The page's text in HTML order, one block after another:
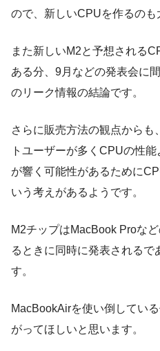
ので、新しいCPUを作るのも
また新しいM2と予想される
ある分、9月などの発表会に
のリーク情報の結論です。
さらに販売方法の観点からも
トユーザーが多くCPUの性
が響く可能性があるために
いう考えがあるようです。
M2チップはMacBook Proな
るときに同時に発表される
す。
MacBookAirを使い倒してい
がってほしいと思います。